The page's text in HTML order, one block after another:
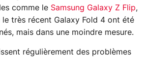
comme le Samsung Galaxy Z Flip,
le très récent Galaxy Fold 4 ont été
mais dans une moindre mesure.
régulièrement des problèmes